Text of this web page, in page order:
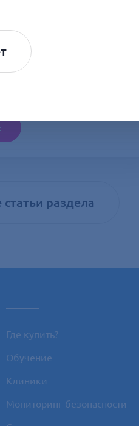
статьи раздела
фокусе - периорбита!
в практике
Где купить?
Обучение
Клиники
Мониторинг безопасности